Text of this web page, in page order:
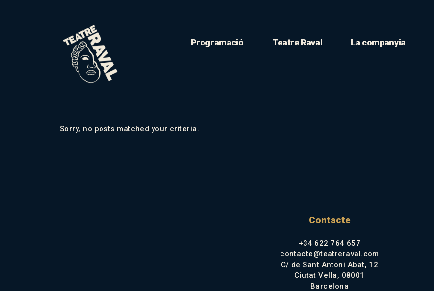
Programació Teatre Raval La companyia
Sorry, no posts matched your criteria.
Contacte
+34 622 764 657
contacte@teatreraval.com
C/ de Sant Antoni Abat, 12
Ciutat Vella, 08001
Barcelona